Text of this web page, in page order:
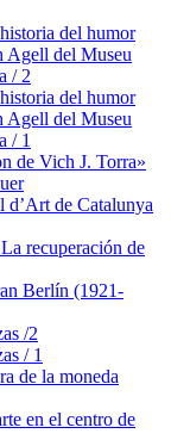
del humor
Agell del Museu
/ 2
del humor
Agell del Museu
/ 1
de Vich J. Torra»
de Catalunya
recuperación de
Berlín (1921-
/2
/ 1
de la moneda
en el centro de